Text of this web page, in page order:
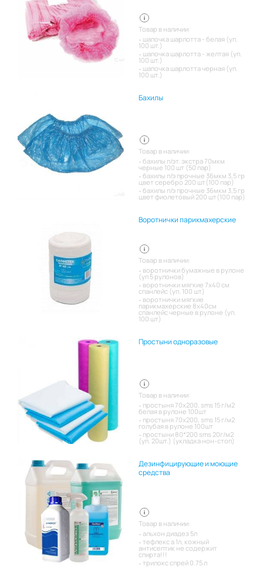
Товар в наличии:
шапочка шарлотта - белая (уп.
100 шт.)
шапочка шарлотта - желтая (уп.
100 шт.)
шапочка шарлотта черная (уп.
100 шт.)
Бахилы
Товар в наличии:
бахилы п/эт. экстра 70мкм
черные 100 шт (50 пар)
бахилы п/э прочные 36мкм 3,5 гр
цвет серебро 200 шт(100 пар)
бахилы п/э прочные 36мкм 3,5 гр
цвет фиолетовый 200 шт(100 пар)
Воротнички парикмахерские
Товар в наличии:
воротнички бумажные в рулоне
(уп 5 рулонов)
воротнички мягкие 7х40 см
спанлейс (уп. 100 шт)
воротнички мягкие
парикмахерские 8х40см
спанлейс черные в рулоне (уп.
100 шт)
Простыни одноразовые
Товар в наличии:
простыня 70х200, sms 15 г/м2
белая в рулоне 100шт
простыня 70х200, sms 15 г/м2
голубая в рулоне 100шт
простыни 80*200 sms 20г/м2
(уп. 20шт.) (укладка нон-стоп)
Дезинфицирующие и моющие
средства
Товар в наличии:
альхон диадез 5л
тефлекс а 1л, кожный
антисептик не содержит
спирта!!!
трилокс спрей 0.75 л